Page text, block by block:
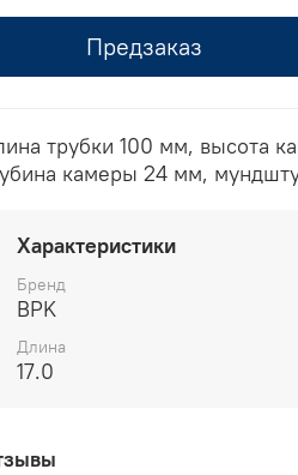
Предзаказ
трубки 100 мм, высота
камеры 24 мм,
Характеристики
Бренд
BPK
Длина
17.0